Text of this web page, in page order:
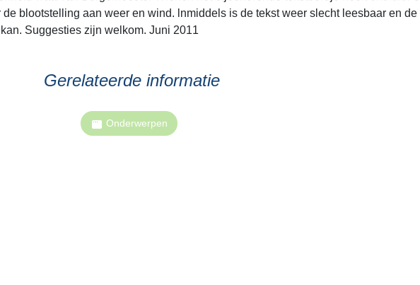
weer slecht leesbaar en de vereniging zoekt nu naar een
Suggesties zijn welkom. Juni 2011
Gerelateerde informatie
Onderwerpen